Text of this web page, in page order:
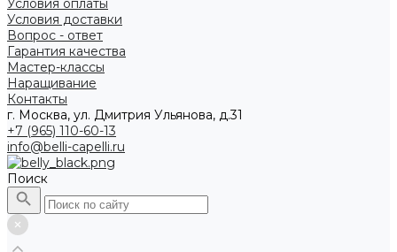
Условия оплаты
Условия доставки
Вопрос - ответ
Гарантия качества
Мастер-классы
Наращивание
Контакты
г. Москва, ул. Дмитрия Ульянова, д.31
+7 (965) 110-60-13
info@belli-capelli.ru
Поиск